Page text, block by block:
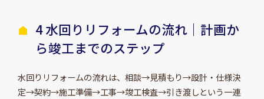
4 水回りリフォームの流れ｜計画か
ら竣工までのステップ
水回りリフォームの流れは、相談→見積もり→設計・仕様決
定→契約→施工準備→工事→竣工検査→引き渡しという一連